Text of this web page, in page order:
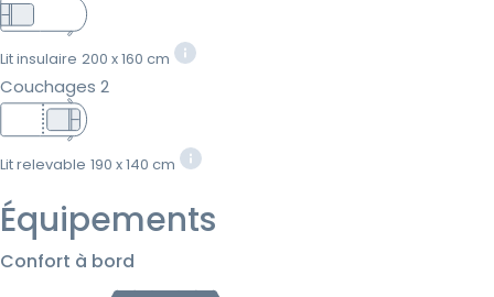
Lit insulaire 200 x 160 cm
Couchages 2
Lit relevable 190 x 140 cm
Équipements
Confort à bord